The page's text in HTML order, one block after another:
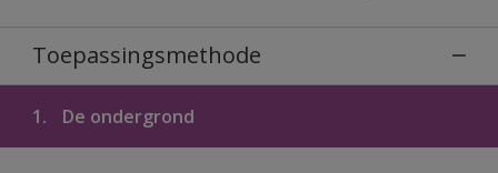
Toepassingsmethode
1. De ondergrond